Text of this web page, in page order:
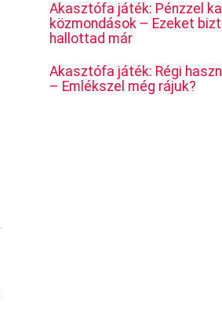
Akasztófa játék: Pénzzel
közmondások – Ezeket
hallottad már
Akasztófa játék: Régi
– Emlékszel még rájuk?